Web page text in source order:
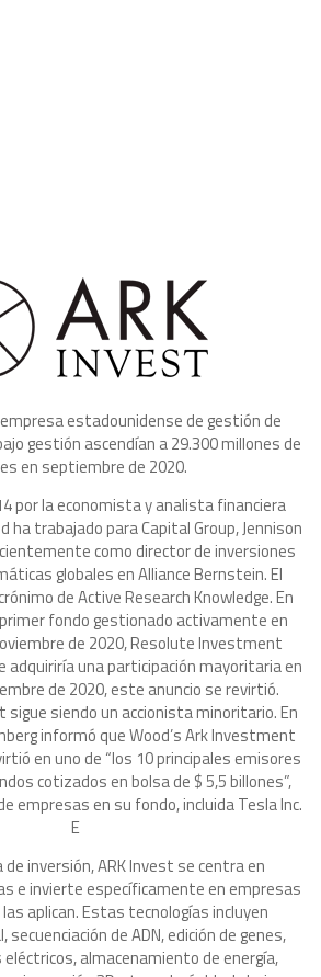
estadounidense de gestión de
gestión ascendían a 29.300 millones de
en septiembre de 2020.
por la economista y analista financiera
ha trabajado para Capital Group, Jennison
como director de inversiones
globales en Alliance Bernstein. El
de Active Research Knowledge. En
fondo gestionado activamente en
de 2020, Resolute Investment
adquiriría una participación mayoritaria en
de 2020, este anuncio se revirtió.
siendo un accionista minoritario. En
informó que Wood’s Ark Investment
en uno de “los 10 principales emisores
cotizados en bolsa de $ 5,5 billones”,
empresas en su fondo, incluida Tesla Inc.
E
inversión, ARK Invest se centra en
e invierte específicamente en empresas
aplican. Estas tecnologías incluyen
de ADN, edición de genes,
almacenamiento de energía,